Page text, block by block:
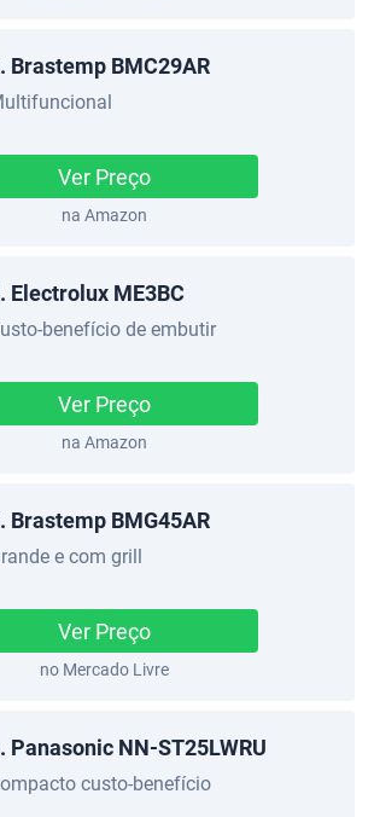
Brastemp BMC29AR
Ver Preço
na Amazon
Electrolux ME3BC
benefício de embutir
Ver Preço
na Amazon
Brastemp BMG45AR
e com grill
Ver Preço
no Mercado Livre
Panasonic NN-ST25LWRU
custo-benefício